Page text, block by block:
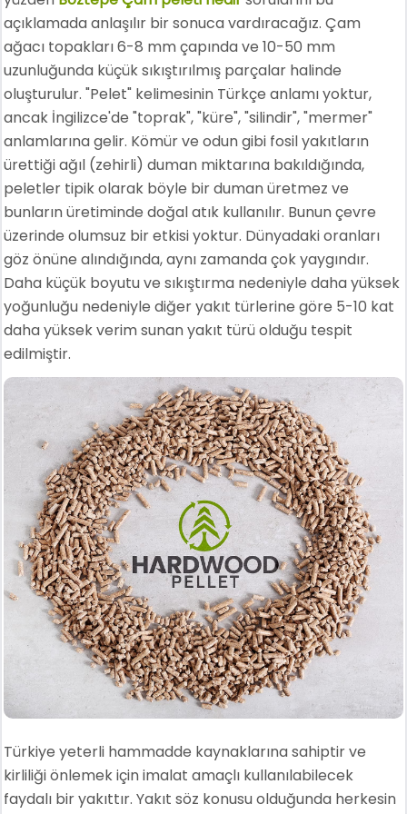
açıklamada anlaşılır bir sonuca vardıracağız. Çam
ağacı topakları 6-8 mm çapında ve 10-50 mm
uzunluğunda küçük sıkıştırılmış parçalar halinde
oluşturulur. "Pelet" kelimesinin Türkçe anlamı yoktur,
ancak İngilizce'de "toprak", "küre", "silindir", "mermer"
anlamlarına gelir. Kömür ve odun gibi fosil yakıtların
ürettiği ağıl (zehirli) duman miktarına bakıldığında,
peletler tipik olarak böyle bir duman üretmez ve
bunların üretiminde doğal atık kullanılır. Bunun çevre
üzerinde olumsuz bir etkisi yoktur. Dünyadaki oranları
göz önüne alındığında, aynı zamanda çok yaygındır.
Daha küçük boyutu ve sıkıştırma nedeniyle daha yüksek
yoğunluğu nedeniyle diğer yakıt türlerine göre 5-10 kat
daha yüksek verim sunan yakıt türü olduğu tespit
edilmiştir.
Türkiye yeterli hammadde kaynaklarına sahiptir ve
kirliliği önlemek için imalat amaçlı kullanılabilecek
faydalı bir yakıttır. Yakıt söz konusu olduğunda herkesin